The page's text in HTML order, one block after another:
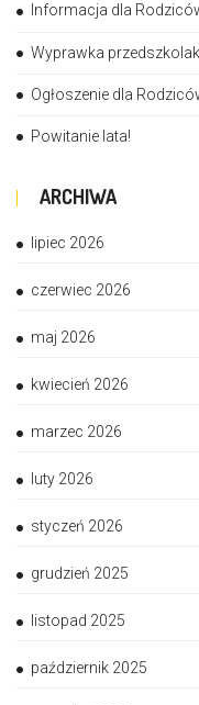
Informacja dla
Wyprawka
Ogłoszenie dla
Powitanie lata!
ARCHIWA
lipiec 2026
czerwiec 2026
maj 2026
kwiecień 2026
marzec 2026
luty 2026
styczeń 2026
grudzień 2025
listopad 2025
październik 2025